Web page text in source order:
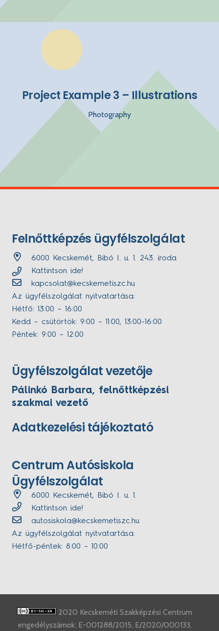
Project Example 3 – Illustrations
Photography
Felnőttképzés ügyfélszolgálat
6000 Kecskemét, Bibó I. u. 1. 243. iroda
Kattintson ide!
kapcsolat@kecskemetiszc.hu
Az ügyfélszolgálat nyitvatartása:
Hétfő: 13:00 – 16:00
Kedd – csütörtök: 9:00 – 11:00, 13:00-16:00
Péntek: 9:00 – 12:00
Ügyfélszolgálat vezetője
Pálinkó Barbara, felnőttképzési
szakmai vezető
Adatkezelési tájékoztató
Centrum Autósiskola
Ügyfélszolgálat
6000 Kecskemét, Bibó I. u. 1.
Kattintson ide!
autosiskola@kecskemetiszc.hu
Az ügyfélszolgálat nyitvatartása:
Hétfő-péntek: 8:00 – 10:00
2020 Kecskeméti Szakképzési Centrum
engedélyszámok: E-001288/2015, E/2020/000133,